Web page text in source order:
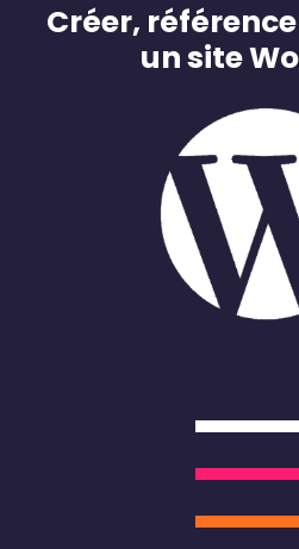
Créer,
un site